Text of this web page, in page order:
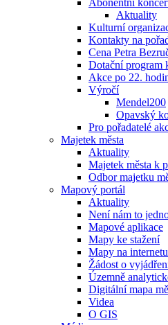
Abonentní
Aktuality
Kulturní
Kontakty na
Cena Petra
Dotační program
Akce po 22.
Výročí
Mendel200
Opavský
Pro pořadatelé
Majetek města
Aktuality
Majetek města k
Odbor majetku
Mapový portál
Aktuality
Není nám to
Mapové aplikace
Mapy ke stažení
Mapy na internetu
Žádost o
Územně
Digitální mapa
Videa
O GIS